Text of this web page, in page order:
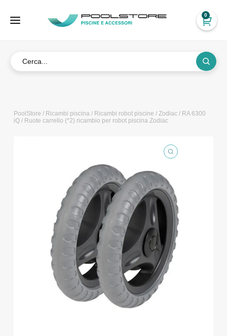
0
PoolStore / Ricambi piscina/ Ricambi robot piscine / Zodiac/ RA 6300
iQ/ Ruote carrello (*2) ricambio per robot piscina Zodiac